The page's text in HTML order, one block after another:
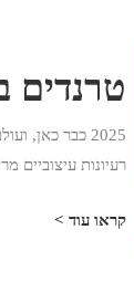
טרנדים
2025 כבר
רעיונות עיצוביים
קראו עוד >